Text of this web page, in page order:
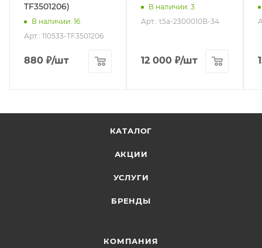
TF3501206)
В наличии: 16
Арт.: 110533-TF3501206
880 ₽/шт
В наличии: 3
Арт.: t5a-2300010B-34
12 000 ₽/шт
КАТАЛОГ
АКЦИИ
УСЛУГИ
БРЕНДЫ
КОМПАНИЯ